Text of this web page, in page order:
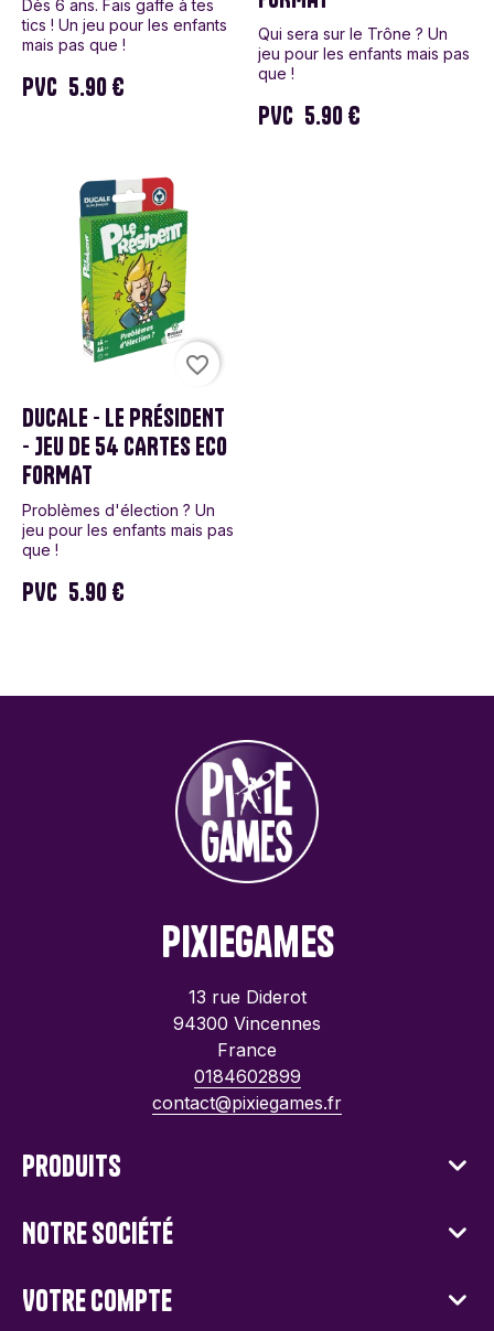
Dès 6 ans. Fais gaffe à tes
tics ! Un jeu pour les enfants
mais pas que !
PVC 5.90 €
Qui sera sur le Trône ? Un
jeu pour les enfants mais pas
que !
PVC 5.90 €
DUCALE - LE PRÉSIDENT
- JEU DE 54 CARTES ECO
FORMAT
Problèmes d'élection ? Un
jeu pour les enfants mais pas
que !
PVC 5.90 €
favorite_border
PixieGames
13 rue Diderot
94300 Vincennes
France
0184602899
contact@pixiegames.fr
Produits
Notre société
Votre compte